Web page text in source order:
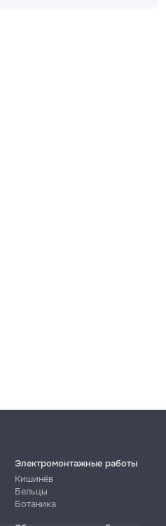
Электромонтажные работы
Кишинёв
Бельцы
Ботаника